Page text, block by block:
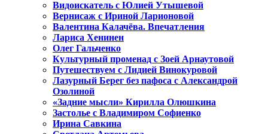
Видоискатель с Юлией Утышевой
Вернисаж с Ириной Ларионовой
Валентина Калачёва. Впечатления
Лариса Хенинен
Олег Гальченко
Культурный променад с Зоей Арнаутовой
Путешествуем с Лидией Винокуровой
Лазурный Берег без пафоса с Александрой
Озолиной
«Задние мысли» Кирилла Олюшкина
Застолье с Владимиром Софиенко
Ирина Савкина